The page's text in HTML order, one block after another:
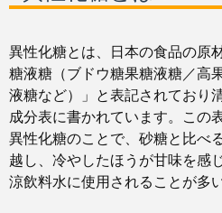
異性化糖とは、日本の食品の原
糖液糖（ブドウ糖果糖液糖／高
液糖など）」と表記されており
成分表に書かれています。この
異性化糖のことで、砂糖と比べ
越し、冷やしたほうが甘味を感
涼飲料水に使用されることが多